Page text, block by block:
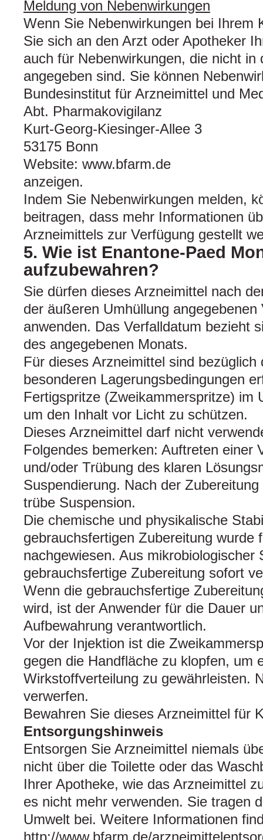
Meldung von Nebenwirkungen
Wenn Sie Nebenwirkungen bei Ihrem
Sie sich an den Arzt oder Apotheker
auch für Nebenwirkungen, die nicht in
angegeben sind. Sie können
Bundesinstitut für Arzneimittel und
Abt. Pharmakovigilanz
Kurt-Georg-Kiesinger-Allee 3
53175 Bonn
Website: www.bfarm.de
anzeigen.
Indem Sie Nebenwirkungen melden,
beitragen, dass mehr Informationen
Arzneimittels zur Verfügung gestellt
5. Wie ist Enantone-Paed
aufzubewahren?
Sie dürfen dieses Arzneimittel nach
der äußeren Umhüllung
anwenden. Das Verfalldatum bezieht
des angegebenen Monats.
Für dieses Arzneimittel sind bezüglich
besonderen Lagerungsbedingungen
Fertigspritze (Zweikammerspritze) im
um den Inhalt vor Licht zu schützen.
Dieses Arzneimittel darf nicht
Folgendes bemerken: Auftreten einer
und/oder Trübung des klaren
Suspendierung. Nach der
trübe Suspension.
Die chemische und physikalische
gebrauchsfertigen Zubereitung wurde
nachgewiesen. Aus mikrobiologischer
gebrauchsfertige Zubereitung sofort
Wenn die gebrauchsfertige
wird, ist der Anwender für die Dauer
Aufbewahrung verantwortlich.
Vor der Injektion ist die
gegen die Handfläche zu klopfen, um
Wirkstoffverteilung zu gewährleisten.
verwerfen.
Bewahren Sie dieses Arzneimittel für
Entsorgungshinweis
Entsorgen Sie Arzneimittel niemals
nicht über die Toilette oder das
Ihrer Apotheke, wie das Arzneimittel
es nicht mehr verwenden. Sie tragen
Umwelt bei. Weitere Informationen
http://www.bfarm.de/